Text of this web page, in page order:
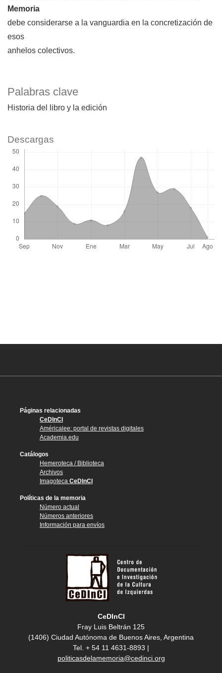
Palabras clave
Historia del libro y la edición
Memoria
debe considerarse a la vanguardia en la concretización de
esos
anhelos colectivos.
Descargas
Páginas relacionadas
CeDInCI
Américalee: portal de revistas digitales
Academia.edu
Catálogos
Hemeroteca / Biblioteca
Archivos
Imagoteca CeDInCI
Políticas de la memoria
Número actual
Números anteriores
Información para envíos
CeDInCI
Fray Luis Beltrán 125
(1406) Ciudad Autónoma de Buenos Aires, Argentina
Tel. + 54 11 4631-8893 |
politicasdelamemoria@cedinci.org